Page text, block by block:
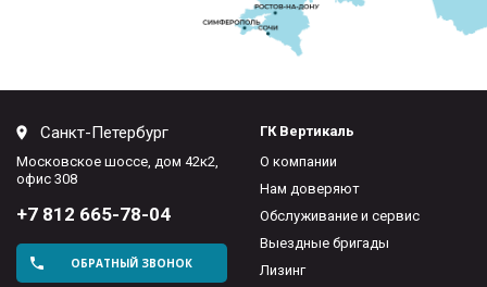
Санкт-Петербург
Московское шоссе, дом 42к2,
офис 308
+7 812 665-78-04
ОБРАТНЫЙ ЗВОНОК
ГК Вертикаль
О компании
Нам доверяют
Обслуживание и сервис
Выездные бригады
Лизинг